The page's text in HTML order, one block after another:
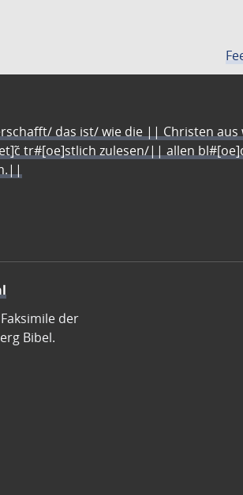
das ist/ wie die || Christen aus
tr#[oe]stlich zulesen/|| allen
der
Bibel.